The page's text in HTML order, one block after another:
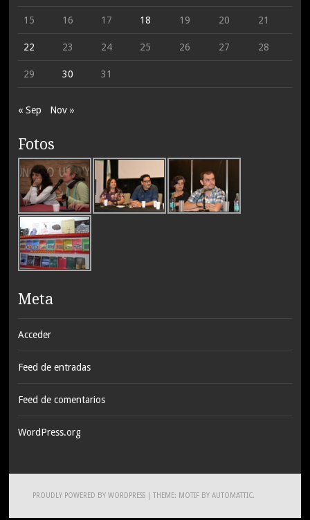
15 16 17 18 19 20 21
22 23 24 25 26 27 28
29 30 31
« Sep Nov »
Fotos
Meta
Acceder
Feed de entradas
Feed de comentarios
WordPress.org
PROUDLY POWERED BY WORDPRESS |THEME: MOTIF BYAUTOMATTIC.